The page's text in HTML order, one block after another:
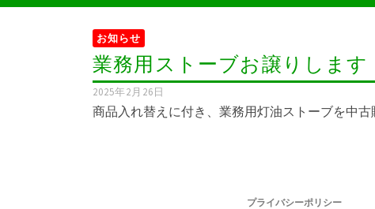
お知らせ
業務用ストーブお譲りします
2025年2月26日
商品入れ替えに付き、業務用灯油ストーブを中
プライバシーポリシー